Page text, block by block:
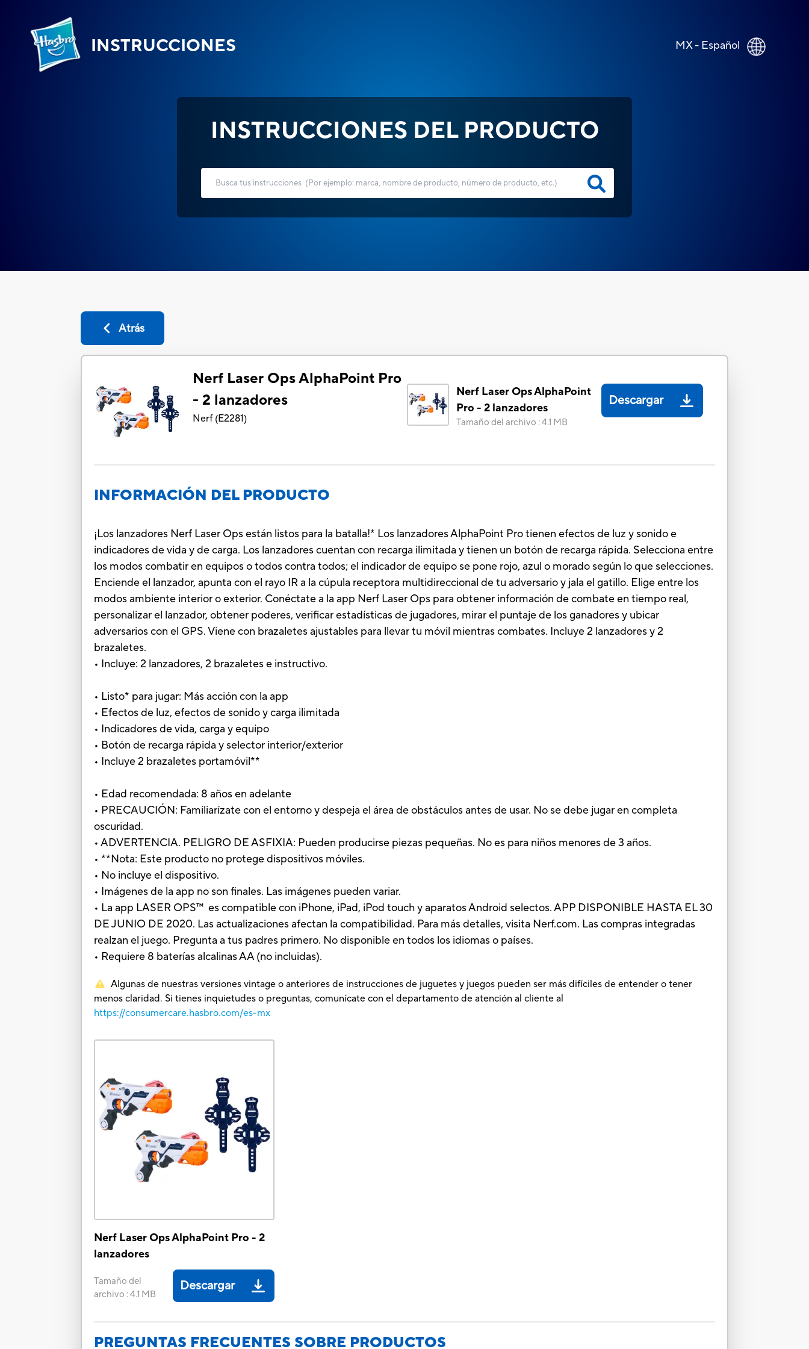
INSTRUCCIONES MX - Español
INSTRUCCIONES DEL PRODUCTO
Atrás
Nerf Laser Ops AlphaPoint Pro
- 2 lanzadores
Nerf(E2281)
Nerf Laser Ops AlphaPoint
Pro - 2 lanzadores
Tamaño del archivo :4.1 MB
Descargar
INFORMACIÓN DEL PRODUCTO
¡Los lanzadores Nerf Laser Ops están listos para la batalla!* Los lanzadores AlphaPoint Pro tienen efectos de luz y sonido e
indicadores de vida y de carga. Los lanzadores cuentan con recarga ilimitada y tienen un botón de recarga rápida. Selecciona entre
los modos combatir en equipos o todos contra todos; el indicador de equipo se pone rojo, azul o morado según lo que selecciones.
Enciende el lanzador, apunta con el rayo IR a la cúpula receptora multidireccional de tu adversario y jala el gatillo. Elige entre los
modos ambiente interior o exterior. Conéctate a la app Nerf Laser Ops para obtener información de combate en tiempo real,
personalizar el lanzador, obtener poderes, verificar estadísticas de jugadores, mirar el puntaje de los ganadores y ubicar
adversarios con el GPS. Viene con brazaletes ajustables para llevar tu móvil mientras combates. Incluye 2 lanzadores y 2
brazaletes.
• Incluye: 2 lanzadores, 2 brazaletes e instructivo.
• Listo* para jugar: Más acción con la app
• Efectos de luz, efectos de sonido y carga ilimitada
• Indicadores de vida, carga y equipo
• Botón de recarga rápida y selector interior/exterior
• Incluye 2 brazaletes portamóvil**
• Edad recomendada: 8 años en adelante
• PRECAUCIÓN: Familiarízate con el entorno y despeja el área de obstáculos antes de usar. No se debe jugar en completa
oscuridad.
• ADVERTENCIA. PELIGRO DE ASFIXIA: Pueden producirse piezas pequeñas. No es para niños menores de 3 años.
• **Nota: Este producto no protege dispositivos móviles.
• No incluye el dispositivo.
• Imágenes de la app no son finales. Las imágenes pueden variar.
• La app LASER OPS™ es compatible con iPhone, iPad, iPod touch y aparatos Android selectos. APP DISPONIBLE HASTA EL 30
DE JUNIO DE 2020. Las actualizaciones afectan la compatibilidad. Para más detalles, visita Nerf.com. Las compras integradas
realzan el juego. Pregunta a tus padres primero. No disponible en todos los idiomas o países.
• Requiere 8 baterías alcalinas AA (no incluidas).
Algunas de nuestras versiones vintage o anteriores de instrucciones de juguetes y juegos pueden ser más difíciles de entender o tener
menos claridad. Si tienes inquietudes o preguntas, comunícate con el departamento de atención al cliente al
https://consumercare.hasbro.com/es-mx
Nerf Laser Ops AlphaPoint Pro - 2
lanzadores
Tamaño del
archivo :4.1 MB
Descargar
PREGUNTAS FRECUENTES SOBRE PRODUCTOS